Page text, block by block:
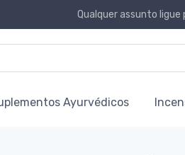
Qualquer assunto ligue
Ayurvédicos